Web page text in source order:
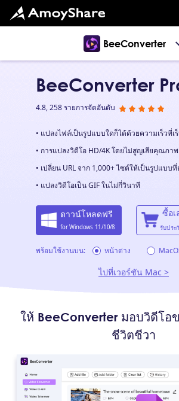
BeeConverter
BeeConverter
4.8, 258 รายการจัดอันดับ
• แปลงไฟล์เป็นรูปแบบใดก็ได้ด้วยความเร็วที่เ
• การแปลงวิดีโอ HD/4K โดยไม่สูญเสียคุณภาพ
• เปลี่ยน URL จาก 1,000+ ไซต์ให้เป็นรูปแบบ
• แปลงวิดีโอเป็น GIF ในไม่กี่วินาที
ดาวน์โหลดฟรี
for Windows 11/10/8
ซื้อเ
รับประ
พร้อมใช้งานบน: หน้าต่าง
ไปที่เวอร์ชัน Mac >
ให้ BeeConverter มอบวิดีโอ
ชีวิตชีวา